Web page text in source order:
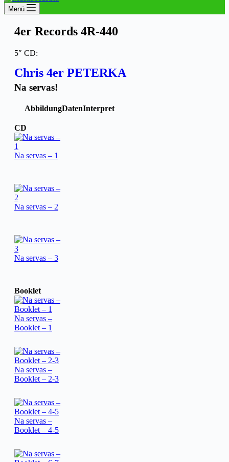
Menü
4er Records 4R-440
5″ CD:
Chris 4er PETERKA
Na servas!
AbbildungDatenInterpret
CD
Na servas – 1
Na servas – 2
Na servas – 3
Booklet
Na servas –
Booklet – 1
Na servas –
Booklet – 2-3
Na servas –
Booklet – 4-5